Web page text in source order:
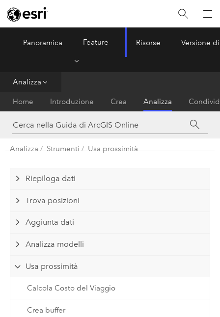
ArcGIS Online
Panoramica Feature Risorse Versione
Analizza
Home Introduzione Crea Analizza
Analizza Strumenti Usa prossimità
Riepiloga dati
Trova posizioni
Aggiunta dati
Analizza modelli
Usa prossimità
Calcola Costo del Viaggio
Crea buffer